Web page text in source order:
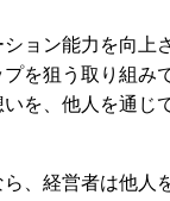
ション能力を向上
を狙う取り組み
を、他人を通じ
、経営者は他人